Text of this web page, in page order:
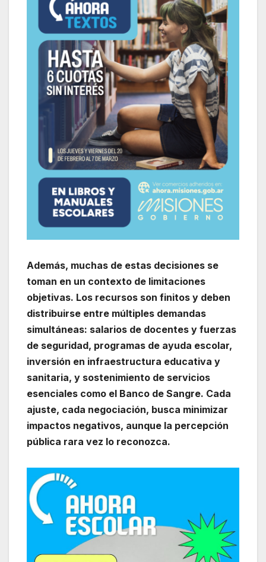
Además, muchas de estas decisiones se
toman en un contexto de limitaciones
objetivas. Los recursos son finitos y deben
distribuirse entre múltiples demandas
simultáneas: salarios de docentes y fuerzas
de seguridad, programas de ayuda escolar,
inversión en infraestructura educativa y
sanitaria, y sostenimiento de servicios
esenciales como el Banco de Sangre. Cada
ajuste, cada negociación, busca minimizar
impactos negativos, aunque la percepción
pública rara vez lo reconozca.